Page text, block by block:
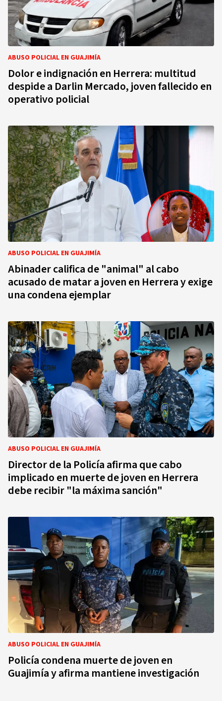
ABUSO POLICIAL EN GUAJIMÍA
Dolor e indignación en Herrera: multitud
despide a Darlin Mercado, joven fallecido en
operativo policial
ABUSO POLICIAL EN GUAJIMÍA
Abinader califica de "animal" al cabo
acusado de matar a joven en Herrera y exige
una condena ejemplar
ABUSO POLICIAL EN GUAJIMÍA
Director de la Policía afirma que cabo
implicado en muerte de joven en Herrera
debe recibir "la máxima sanción"
ABUSO POLICIAL EN GUAJIMÍA
Policía condena muerte de joven en
Guajimía y afirma mantiene investigación